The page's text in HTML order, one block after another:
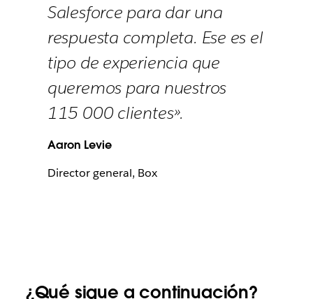
Salesforce para dar una
respuesta completa. Ese es el
tipo de experiencia que
queremos para nuestros
115 000 clientes».
Aaron Levie
Director general, Box
¿Qué sigue a continuación?